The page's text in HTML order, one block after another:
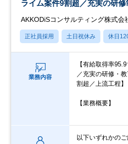
ライム案件9割超／充実の研修
AKKODiSコンサルティング株式会
正社員採用 土日祝休み 休日
業務内容
【有給取得率
／充実の研修・
割超／上流工程】
【業務概要】
以下いずれかの